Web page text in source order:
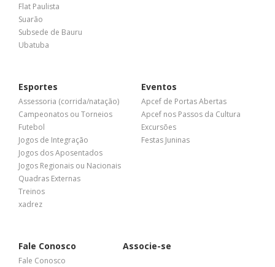
Flat Paulista
Suarão
Subsede de Bauru
Ubatuba
Esportes
Assessoria (corrida/natação)
Campeonatos ou Torneios
Futebol
Jogos de Integração
Jogos dos Aposentados
Jogos Regionais ou Nacionais
Quadras Externas
Treinos
xadrez
Eventos
Apcef de Portas Abertas
Apcef nos Passos da Cultura
Excursões
Festas Juninas
Fale Conosco
Fale Conosco
Associe-se